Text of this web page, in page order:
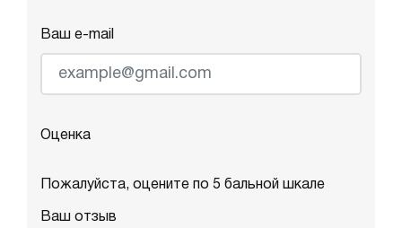
Ваш e-mail
Оценка
Пожалуйста, оцените по 5 бальной шкале
Ваш отзыв